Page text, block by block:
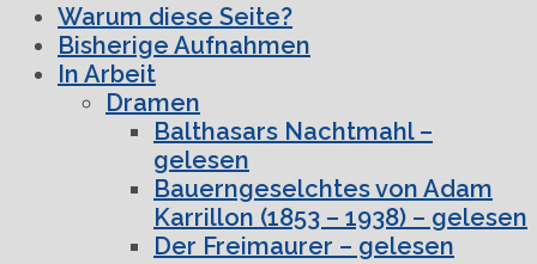
Warum diese Seite?
Bisherige Aufnahmen
In Arbeit
Dramen
Balthasars Nachtmahl –
gelesen
Bauerngeselchtes von Adam
Karrillon (1853 – 1938) – gelesen
Der Freimaurer – gelesen